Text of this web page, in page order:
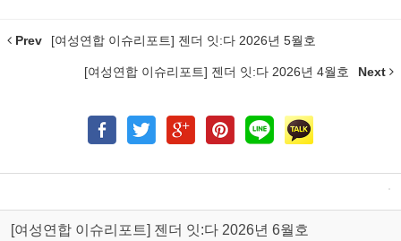
Prev [여성연합 이슈리포트] 젠더 잇:다 2026년 5월호
[여성연합 이슈리포트] 젠더 잇:다 2026년 4월호 Next
[여성연합 이슈리포트] 젠더 잇:다 2026년 6월호